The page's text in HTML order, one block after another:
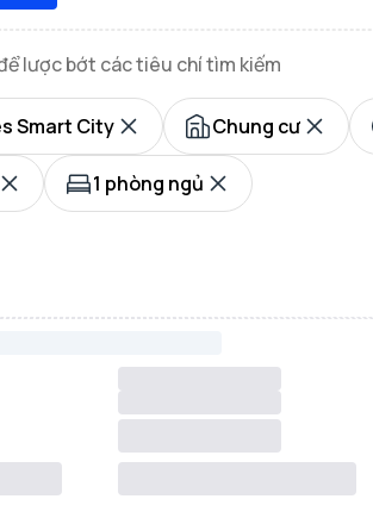
để lược bớt các tiêu chí tìm kiếm
Smart City Chung cư
1 phòng ngủ